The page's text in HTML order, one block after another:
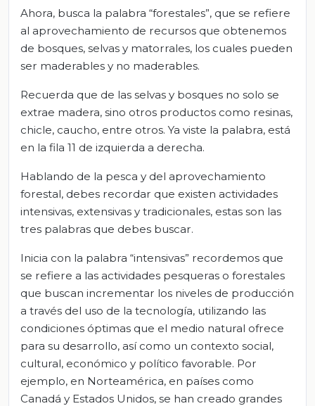
Ahora, busca la palabra “forestales”, que se refiere
al aprovechamiento de recursos que obtenemos
de bosques, selvas y matorrales, los cuales pueden
ser maderables y no maderables.
Recuerda que de las selvas y bosques no solo se
extrae madera, sino otros productos como resinas,
chicle, caucho, entre otros. Ya viste la palabra, está
en la fila 11 de izquierda a derecha.
Hablando de la pesca y del aprovechamiento
forestal, debes recordar que existen actividades
intensivas, extensivas y tradicionales, estas son las
tres palabras que debes buscar.
Inicia con la palabra “intensivas” recordemos que
se refiere a las actividades pesqueras o forestales
que buscan incrementar los niveles de producción
a través del uso de la tecnología, utilizando las
condiciones óptimas que el medio natural ofrece
para su desarrollo, así como un contexto social,
cultural, económico y político favorable. Por
ejemplo, en Norteamérica, en países como
Canadá y Estados Unidos, se han creado grandes